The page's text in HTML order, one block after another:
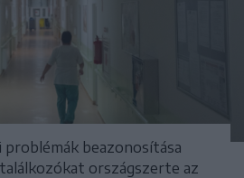
problémák beazonosítása
országszerte az